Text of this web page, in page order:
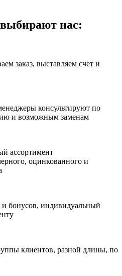
нас:
заказ, выставляем счет и
консультируют по
и возможным заменам
ассортимент
оцинкованного и
и бонусов, индивидуальный
клиентов, разной длины, по